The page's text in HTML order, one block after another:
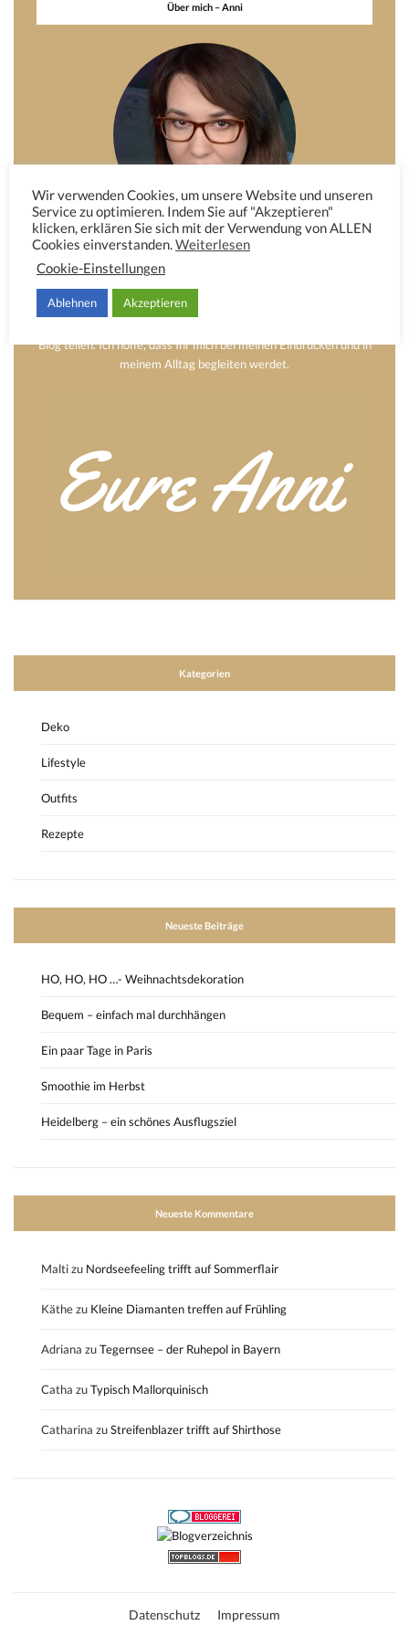
Über mich – Anni
Hier möchte ich Euch etwas von mir erzählen. Das Dekorieren,
die Mode und das Schreiben waren schon immer eine große
Leidenschaft von mir. Obwohl ich keinen Beruf in diesem Bereich
ausübe, nimmt es einen großen Teil meiner Freizeit und meinem
Blog teilen. Ich hoffe, dass Ihr mich bei meinen Eindrücken und in
meinem Alltag begleiten werdet.
Kategorien
Deko
Lifestyle
Outfits
Rezepte
Neueste Beiträge
HO, HO, HO …- Weihnachtsdekoration
Bequem – einfach mal durchhängen
Ein paar Tage in Paris
Smoothie im Herbst
Heidelberg – ein schönes Ausflugsziel
Neueste Kommentare
Maltizu Nordseefeeling trifft auf Sommerflair
Käthezu Kleine Diamanten treffen auf Frühling
Adriana zuTegernsee – der Ruhepol in Bayern
Catha zuTypisch Mallorquinisch
Catharina zuStreifenblazer trifft auf Shirthose
Datenschutz Impressum
Wir verwenden Cookies, um unsere Website und unseren
Service zu optimieren. Indem Sie auf "Akzeptieren"
klicken, erklären Sie sich mit der Verwendung von ALLEN
Cookies einverstanden.Weiterlesen
Cookie-Einstellungen
Ablehnen Akzeptieren